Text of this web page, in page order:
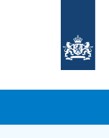
homepage